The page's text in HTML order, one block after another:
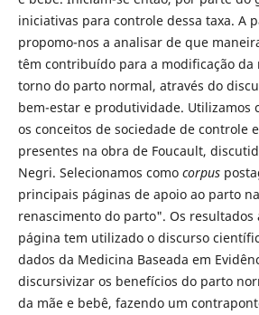
iniciativas para controle dessa taxa. A
propomo-nos a analisar de que
têm contribuído para a modificação da
torno do parto normal, através do
bem-estar e produtividade. Utilizamos
os conceitos de sociedade de controle
presentes na obra de Foucault,
Negri. Selecionamos como corpus
principais páginas de apoio ao parto
renascimento do parto". Os resultados
página tem utilizado o discurso
dados da Medicina Baseada em
discursivizar os benefícios do parto
da mãe e bebê, fazendo um